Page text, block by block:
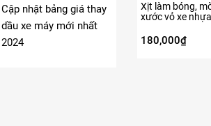
Cập nhật bảng giá thay
dầu xe máy mới nhất
2024
Xịt làm bóng,
xước vỏ xe
Cleaner Polish
(250ml)
180,000₫